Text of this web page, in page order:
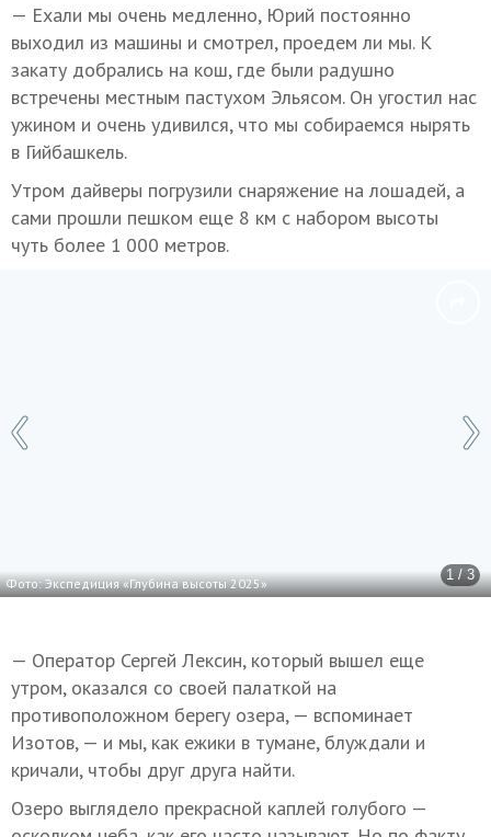
— Ехали мы очень медленно, Юрий постоянно
выходил из машины и смотрел, проедем ли мы. К
закату добрались на кош, где были радушно
встречены местным пастухом Эльясом. Он угостил нас
ужином и очень удивился, что мы собираемся нырять
в Гийбашкель.
Утром дайверы погрузили снаряжение на лошадей, а
сами прошли пешком еще 8 км с набором высоты
чуть более 1 000 метров.
1 / 3
Фото: Экспедиция «Глубина высоты 2025»
— Оператор Сергей Лексин, который вышел еще
утром, оказался со своей палаткой на
противоположном берегу озера, — вспоминает
Изотов, — и мы, как ежики в тумане, блуждали и
кричали, чтобы друг друга найти.
Озеро выглядело прекрасной каплей голубого —